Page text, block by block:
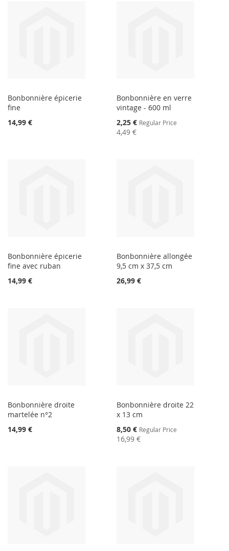
Bonbonnière épicerie
fine
14,99 €
Bonbonnière en verre
vintage - 600 ml
Special
Price
2,25 € Regular Price
4,49 €
Bonbonnière épicerie
fine avec ruban
14,99 €
Bonbonnière allongée
9,5 cm x 37,5 cm
26,99 €
Bonbonnière droite
martelée n°2
14,99 €
Bonbonnière droite 22
x 13 cm
Special
Price
8,50 € Regular Price
16,99 €